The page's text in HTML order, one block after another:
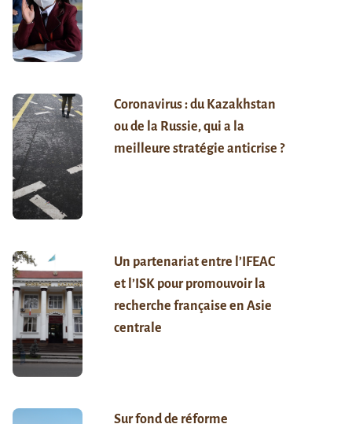
Coronavirus : du Kazakhstan
ou de la Russie, qui a la
meilleure stratégie anticrise ?
Un partenariat entre l’IFEAC
et l’ISK pour promouvoir la
recherche française en Asie
centrale
Sur fond de réforme